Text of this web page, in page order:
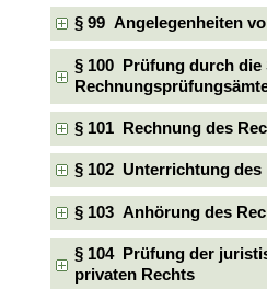
§ 99 Angelegenheiten
§ 100 Prüfung durch die
§ 101 Rechnung des
§ 102 Unterrichtung des
§ 103 Anhörung des
§ 104 Prüfung der
privaten Rechts